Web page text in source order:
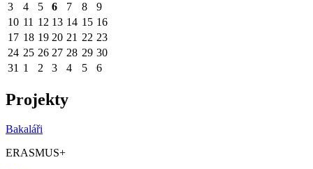
3
4 5 6 7 8
9
10 11 12 13 14 15 16
17 18 19 20 21 22 23
24 25 26 27 28 29 30
31 1 2 3 4 5 6
Projekty
Bakaláři
ERASMUS+